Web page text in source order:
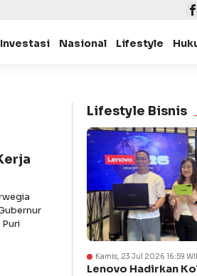
Nasional Lifestyle
Lifestyle Bisnis
Kamis, 23 Jul 2026 16:59
Lenovo Hadirkan